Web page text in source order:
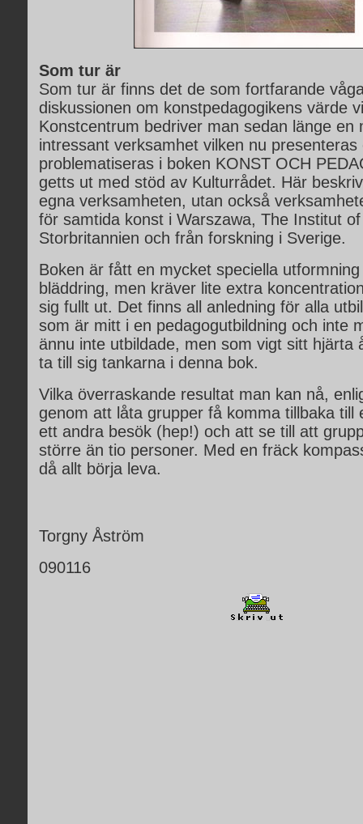
Som tur är
Som tur är finns det de som fortfarande
diskussionen om konstpedagogikens värde
Konstcentrum bedriver man sedan länge en
intressant verksamhet vilken nu presenteras
problematiseras i boken KONST OCH
getts ut med stöd av Kulturrådet. Här
egna verksamheten, utan också
för samtida konst i Warszawa, The Institut
Storbritannien och från forskning i Sverige.
Boken är fått en mycket speciella
bläddring, men kräver lite extra
sig fullt ut. Det finns all anledning för alla
som är mitt i en pedagogutbildning och inte
ännu inte utbildade, men som vigt sitt hjärta
ta till sig tankarna i denna bok.
Vilka överraskande resultat man kan nå,
genom att låta grupper få komma tillbaka till
ett andra besök (hep!) och att se till att
större än tio personer. Med en fräck
då allt börja leva.
Torgny Åström
090116